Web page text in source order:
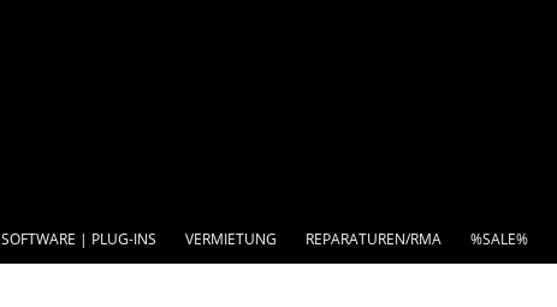
SOFTWARE | PLUG-INS VERMIETUNG REPARATUREN/RMA %SALE%